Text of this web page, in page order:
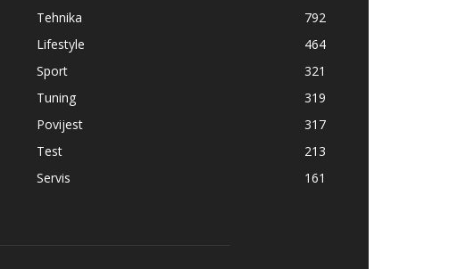
Tehnika
792
Lifestyle
464
Sport
321
Tuning
319
Povijest
317
Test
213
Servis
161